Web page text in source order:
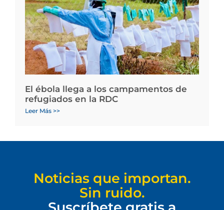
El ébola llega a los campamentos de
refugiados en la RDC
Leer Más >>
Noticias que importan.
Sin ruido.